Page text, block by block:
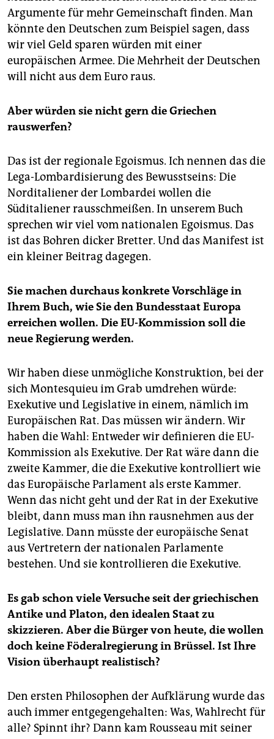
Argumente für mehr Gemeinschaft finden. Man
könnte den Deutschen zum Beispiel sagen, dass
wir viel Geld sparen würden mit einer
europäischen Armee. Die Mehrheit der Deutschen
will nicht aus dem Euro raus.
Aber würden sie nicht gern die Griechen
rauswerfen?
Das ist der regionale Egoismus. Ich nennen das die
Lega-Lombardisierung des Bewusstseins: Die
Norditaliener der Lombardei wollen die
Süditaliener rausschmeißen. In unserem Buch
sprechen wir viel vom nationalen Egoismus. Das
ist das Bohren dicker Bretter. Und das Manifest ist
ein kleiner Beitrag dagegen.
Sie machen durchaus konkrete Vorschläge in
Ihrem Buch, wie Sie den Bundesstaat Europa
erreichen wollen. Die EU-Kommission soll die
neue Regierung werden.
Wir haben diese unmögliche Konstruktion, bei der
sich Montesquieu im Grab umdrehen würde:
Exekutive und Legislative in einem, nämlich im
Europäischen Rat. Das müssen wir ändern. Wir
haben die Wahl: Entweder wir definieren die EU-
Kommission als Exekutive. Der Rat wäre dann die
zweite Kammer, die die Exekutive kontrolliert wie
das Europäische Parlament als erste Kammer.
Wenn das nicht geht und der Rat in der Exekutive
bleibt, dann muss man ihn rausnehmen aus der
Legislative. Dann müsste der europäische Senat
aus Vertretern der nationalen Parlamente
bestehen. Und sie kontrollieren die Exekutive.
Es gab schon viele Versuche seit der griechischen
Antike und Platon, den idealen Staat zu
skizzieren. Aber die Bürger von heute, die wollen
doch keine Föderalregierung in Brüssel. Ist Ihre
Vision überhaupt realistisch?
Den ersten Philosophen der Aufklärung wurde das
auch immer entgegengehalten: Was, Wahlrecht für
alle? Spinnt ihr? Dann kam Rousseau mit seiner